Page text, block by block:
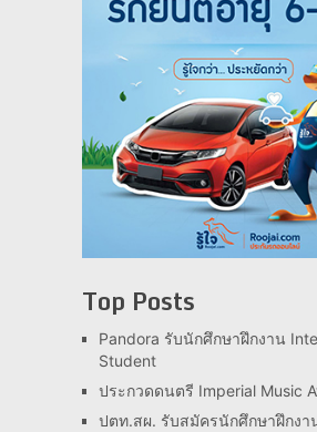
Top Posts
Pandora รับนักศึกษาฝึกงาน
Student
ประกวดดนตรี Imperial Music
ปตท.สผ. รับสมัครนักศึกษาฝึกงา